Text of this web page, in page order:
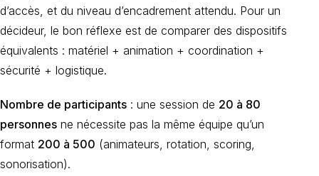
d’accès, et du niveau d’encadrement attendu. Pour un
décideur, le bon réflexe est de comparer des dispositifs
équivalents : matériel + animation + coordination +
sécurité + logistique.
Nombre de participants : une session de 20 à 80
personnes ne nécessite pas la même équipe qu’un
format 200 à 500 (animateurs, rotation, scoring,
sonorisation).